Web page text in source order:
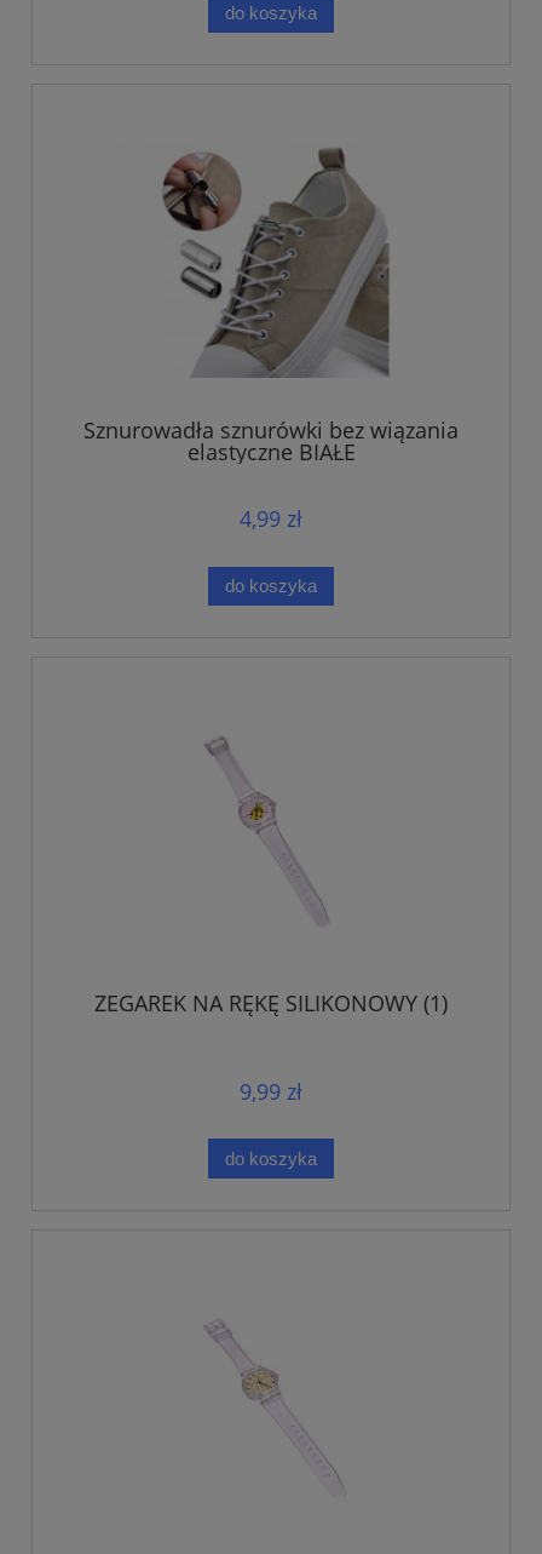
do koszyka
Sznurowadła sznurówki bez wiązania
elastyczne BIAŁE
4,99 zł
do koszyka
ZEGAREK NA RĘKĘ SILIKONOWY (1)
9,99 zł
do koszyka